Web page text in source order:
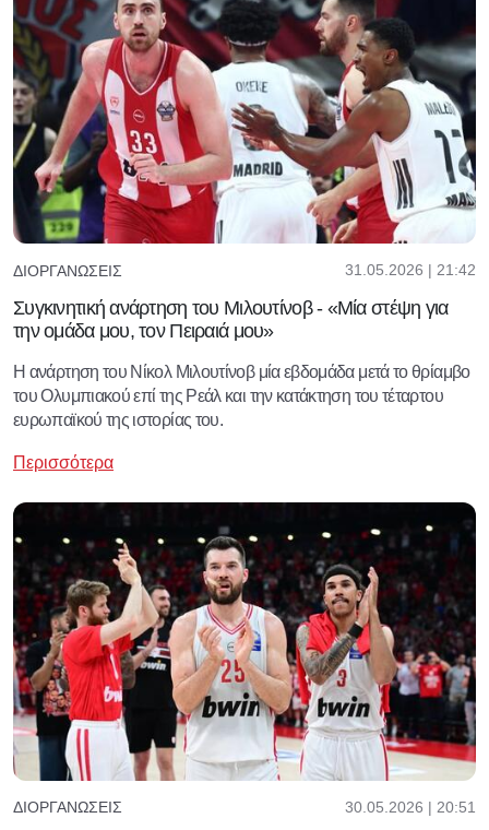
ΔΙΟΡΓΑΝΏΣΕΙΣ 31.05.2026 | 21:42
Συγκινητική ανάρτηση του Μιλουτίνοβ - «Μία στέψη για
την ομάδα μου, τον Πειραιά μου»
Η ανάρτηση του Νίκολ Μιλουτίνοβ μία εβδομάδα μετά το θρίαμβο
του Ολυμπιακού επί της Ρεάλ και την κατάκτηση του τέταρτου
ευρωπαϊκού της ιστορίας του.
Περισσότερα
ΔΙΟΡΓΑΝΏΣΕΙΣ 30.05.2026 | 20:51